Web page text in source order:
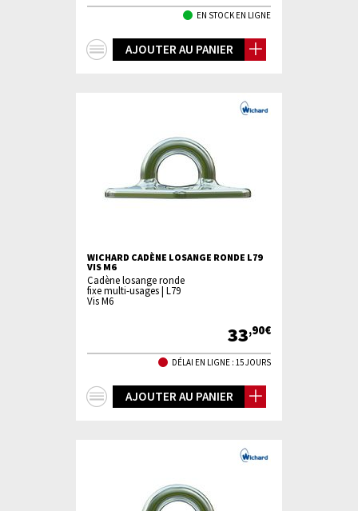
EN STOCK EN LIGNE
AJOUTER AU PANIER
WICHARD CADÈNE LOSANGE RONDE L79
VIS M6
Cadène losange ronde
fixe multi-usages | L79
Vis M6
33,90€
DÉLAI EN LIGNE : 15 JOURS
AJOUTER AU PANIER